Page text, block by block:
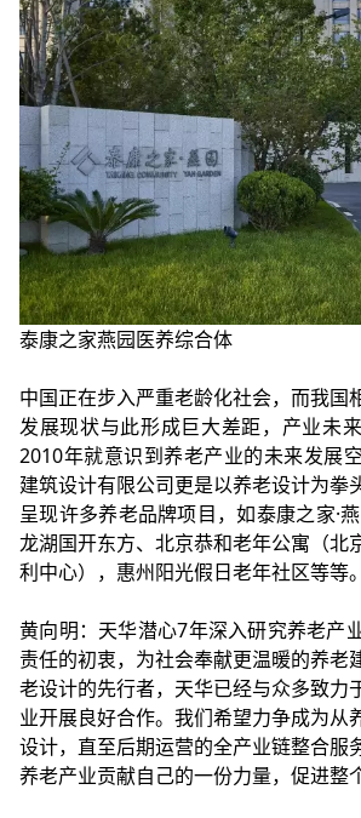
泰康之家燕园医养综合体
中国正在步入严重老龄化社会，而我国
发展现状与此形成巨大差距，产业未
2010年就意识到养老产业的未来发展
建筑设计有限公司更是以养老设计为拳
呈现许多养老品牌项目，如泰康之家·
龙湖国开东方、北京恭和老年公寓（北
利中心），惠州阳光假日老年社区等等。
黄向明：天华潜心7年深入研究养老产
责任的初衷，为社会奉献更温暖的养老
老设计的先行者，天华已经与众多致力
业开展良好合作。我们希望力争成为从
设计，直至后期运营的全产业链整合服
养老产业贡献自己的一份力量，促进整